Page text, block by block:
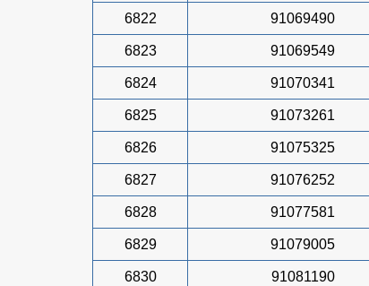
6822 91069490
6823 91069549
6824 91070341
6825 91073261
6826 91075325
6827 91076252
6828 91077581
6829 91079005
6830 91081190